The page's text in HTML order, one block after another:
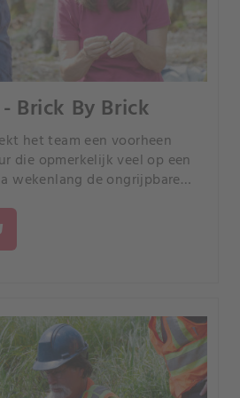
Brick By Brick
het team een voorheen
die opmerkelijk veel op een
wekenlang de ongrijpbare
diep in de Money Pit.